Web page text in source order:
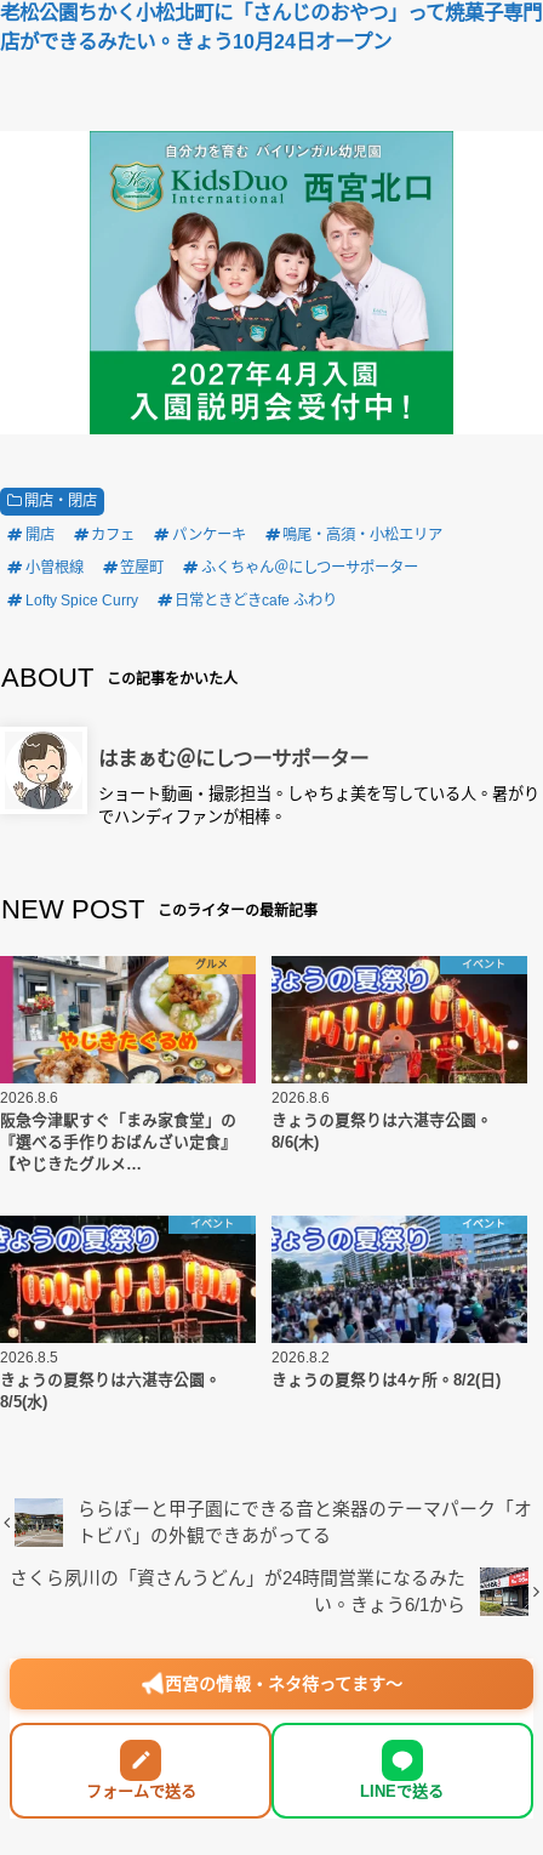
老松公園ちかく小松北町に「さんじのおやつ」って焼菓子専門
店ができるみたい。きょう10月24日オープン
開店・閉店
開店
カフェ パンケーキ
鳴尾・高須・小松エリア
小曽根線
笠屋町
ふくちゃん＠にしつーサポーター
Lofty Spice Curry
日常ときどきcafe ふわり
ABOUT この記事をかいた人
はまぁむ＠にしつーサポーター
ショート動画・撮影担当。しゃちょ美を写している人。暑がり
でハンディファンが相棒。
NEW POST このライターの最新記事
グルメ
2026.8.6
阪急今津駅すぐ「まみ家食堂」の
『選べる手作りおばんざい定食』
【やじきたグルメ…
イベント
2026.8.6
きょうの夏祭りは六湛寺公園。
8/6(木)
イベント
2026.8.5
きょうの夏祭りは六湛寺公園。
8/5(水)
イベント
2026.8.2
きょうの夏祭りは4ヶ所。8/2(日)
ららぽーと甲子園にできる音と楽器のテーマパーク「オ
トビバ」の外観できあがってる
さくら夙川の「資さんうどん」が24時間営業になるみた
い。きょう6/1から
西宮の情報・ネタ待ってます〜
フォームで送る LINEで送る